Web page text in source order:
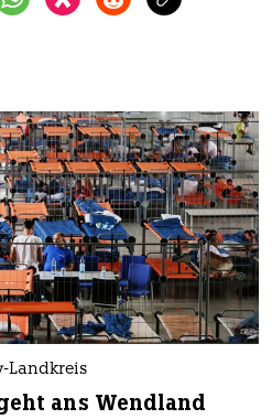
Landkreis
ans Wendland